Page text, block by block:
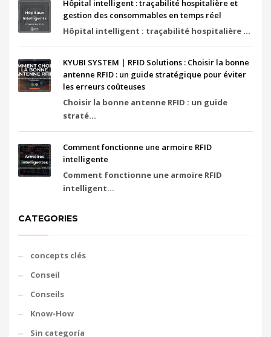
Hôpital intelligent : traçabilité hospitalière et
gestion des consommables en temps réel
Hôpital intelligent : traçabilité hospitalière ...
KYUBI SYSTEM | RFID Solutions : Choisir la bonne
antenne RFID : un guide stratégique pour éviter
les erreurs coûteuses
Choisir la bonne antenne RFID : un guide
straté...
Comment fonctionne une armoire RFID
intelligente
Comment fonctionne une armoire RFID
intelligent...
CATEGORIES
concepts clés
Conseil
Conseils
Know-How
Sin categoría